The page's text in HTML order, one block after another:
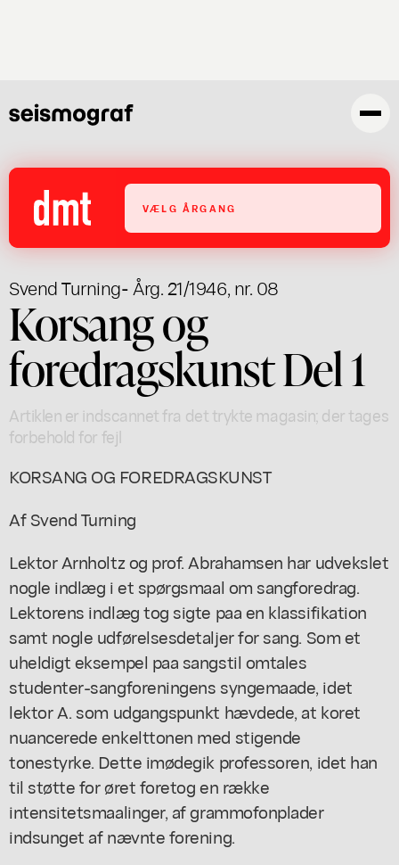
VÆLG ÅRGANG
Svend Turning- Årg. 21/1946, nr. 08
Korsang og
foredragskunst Del 1
Artiklen er indscannet fra det trykte magasin; der tages
forbehold for fejl
KORSANG OG FOREDRAGSKUNST
Af Svend Turning
Lektor Arnholtz og prof. Abrahamsen har udvekslet
nogle indlæg i et spørgsmaal om sangforedrag.
Lektorens indlæg tog sigte paa en klassifikation
samt nogle udførelsesdetaljer for sang. Som et
uheldigt eksempel paa sangstil omtales
studenter-sangforeningens syngemaade, idet
lektor A. som udgangspunkt hævdede, at koret
nuancerede enkelttonen med stigende
tonestyrke. Dette imødegik professoren, idet han
til støtte for øret foretog en række
intensitetsmaalinger, af grammofonplader
indsunget af nævnte forening.